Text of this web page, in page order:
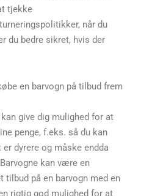
tjekke
når du
du bedre sikret, hvis der
en barvogn på tilbud frem
give dig mulighed for at
penge, f.eks. så du kan
dyrere og måske endda
kan være en
tilbud på en barvogn med en
rigtig god mulighed for at